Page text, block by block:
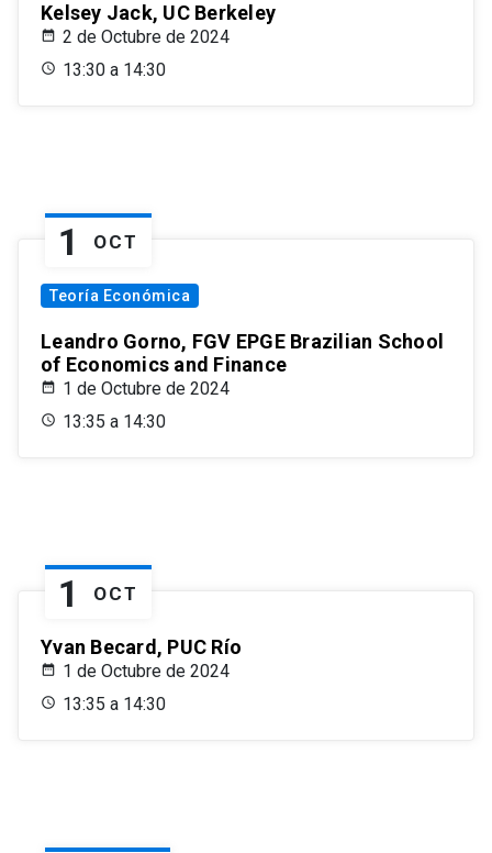
Kelsey Jack, UC Berkeley
2 de Octubre de 2024
13:30 a 14:30
1 OCT
Teoría Económica
Leandro Gorno, FGV EPGE Brazilian School
of Economics and Finance
1 de Octubre de 2024
13:35 a 14:30
1 OCT
Yvan Becard, PUC Río
1 de Octubre de 2024
13:35 a 14:30